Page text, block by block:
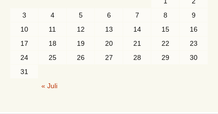
3
4 5 6 7 8
9
10
11 12 13 14 15
16
17
18 19 20 21 22
23
24
25 26 27 28 29
30
31
« Juli